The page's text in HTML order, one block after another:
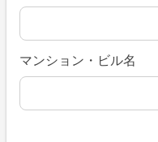
マンション・ビル名